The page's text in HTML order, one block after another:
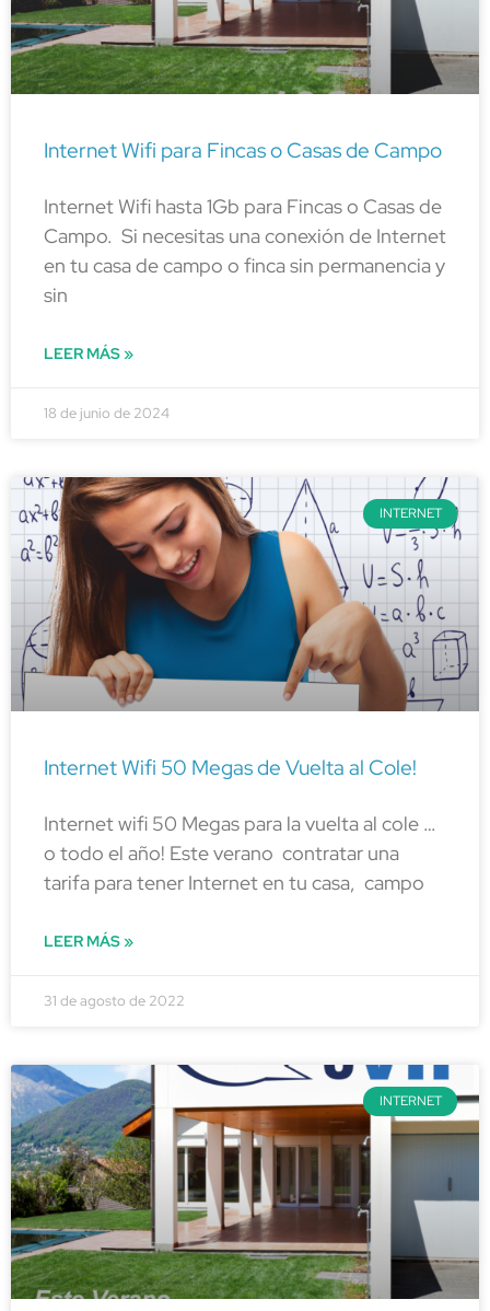
Internet Wifi para Fincas o Casas de Campo
Internet Wifi hasta 1Gb para Fincas o Casas de
Campo. Si necesitas una conexión de Internet
en tu casa de campo o finca sin permanencia y
sin
LEER MÁS »
18 de junio de 2024
INTERNET
Internet Wifi 50 Megas de Vuelta al Cole!
Internet wifi 50 Megas para la vuelta al cole …
o todo el año! Este verano contratar una
tarifa para tener Internet en tu casa, campo
LEER MÁS »
31 de agosto de 2022
INTERNET